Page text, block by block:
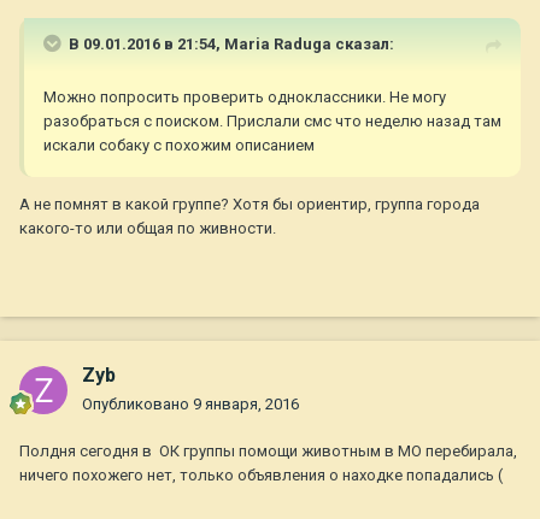
В 09.01.2016 в 21:54, Maria Raduga сказал:
Можно попросить проверить одноклассники. Не могу
разобраться с поиском. Прислали смс что неделю назад там
искали собаку с похожим описанием
А не помнят в какой группе? Хотя бы ориентир, группа города
какого-то или общая по живности.
Zyb
Опубликовано 9 января, 2016
Полдня сегодня в ОК группы помощи животным в МО перебирала,
ничего похожего нет, только объявления о находке попадались (